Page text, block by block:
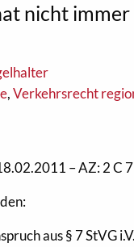
nicht immer
,Verkehrsrecht
– AZ: 2 C
aus § 7 StVG